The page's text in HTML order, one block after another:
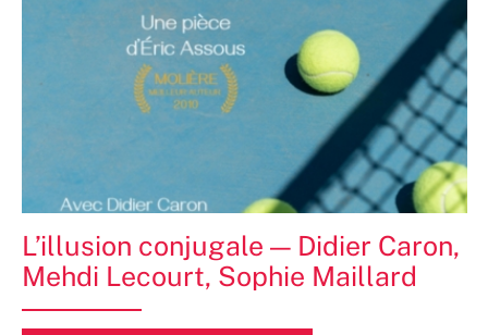
L’illusion conjugale — Didier Caron,
Mehdi Lecourt, Sophie Maillard